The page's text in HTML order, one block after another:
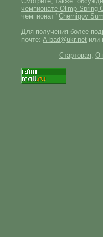
чемпионате Olimp Spring
чемпионат "Chernigov
Для получения более
почте: A-bad@ukr.net или
Стартовая; О